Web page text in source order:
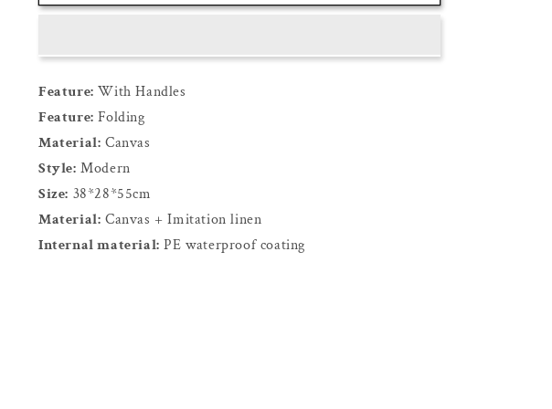
Feature: With Handles
Feature: Folding
Material: Canvas
Style: Modern
Size: 38*28*55cm
Material: Canvas + Imitation linen
Internal material: PE waterproof coating